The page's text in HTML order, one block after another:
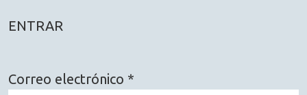
ENTRAR
Correo electrónico *